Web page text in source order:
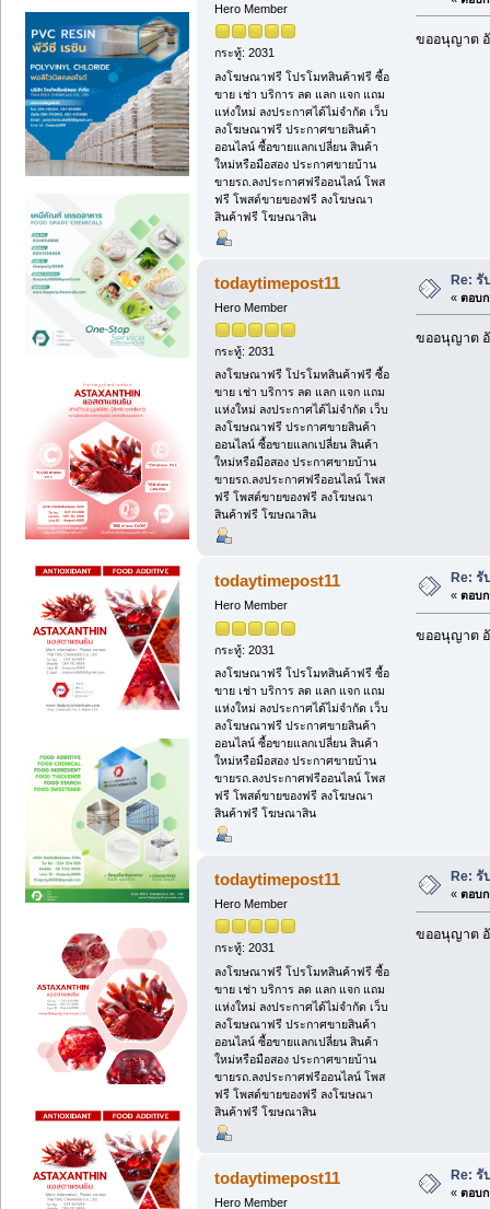
Hero Member
กระทู้: 2031
ลงโฆษณาฟรี โปรโมทสินค้าฟรี ซื้อ
ขาย เช่า บริการ ลด แลก แจก แถม
แห่งใหม่ ลงประกาศได้ไม่จำกัด เว็บ
ลงโฆษณาฟรี ประกาศขายสินค้า
ออนไลน์ ซื้อขายแลกเปลี่ยน สินค้า
ใหม่หรือมือสอง ประกาศขายบ้าน
ขายรถ.ลงประกาศฟรีออนไลน์ โพส
ฟรี โพสต์ขายของฟรี ลงโฆษณา
สินค้าฟรี โฆษณาสิน
ขออนุญาต
todaytimepost11
Hero Member
กระทู้: 2031
ลงโฆษณาฟรี โปรโมทสินค้าฟรี ซื้อ
ขาย เช่า บริการ ลด แลก แจก แถม
แห่งใหม่ ลงประกาศได้ไม่จำกัด เว็บ
ลงโฆษณาฟรี ประกาศขายสินค้า
ออนไลน์ ซื้อขายแลกเปลี่ยน สินค้า
ใหม่หรือมือสอง ประกาศขายบ้าน
ขายรถ.ลงประกาศฟรีออนไลน์ โพส
ฟรี โพสต์ขายของฟรี ลงโฆษณา
สินค้าฟรี โฆษณาสิน
Re: รั
« ตอบก
ขออนุญาต
todaytimepost11
Hero Member
กระทู้: 2031
ลงโฆษณาฟรี โปรโมทสินค้าฟรี ซื้อ
ขาย เช่า บริการ ลด แลก แจก แถม
แห่งใหม่ ลงประกาศได้ไม่จำกัด เว็บ
ลงโฆษณาฟรี ประกาศขายสินค้า
ออนไลน์ ซื้อขายแลกเปลี่ยน สินค้า
ใหม่หรือมือสอง ประกาศขายบ้าน
ขายรถ.ลงประกาศฟรีออนไลน์ โพส
ฟรี โพสต์ขายของฟรี ลงโฆษณา
สินค้าฟรี โฆษณาสิน
Re:
« ตอบก
ขออนุญาต
todaytimepost11
Hero Member
กระทู้: 2031
ลงโฆษณาฟรี โปรโมทสินค้าฟรี ซื้อ
ขาย เช่า บริการ ลด แลก แจก แถม
แห่งใหม่ ลงประกาศได้ไม่จำกัด เว็บ
ลงโฆษณาฟรี ประกาศขายสินค้า
ออนไลน์ ซื้อขายแลกเปลี่ยน สินค้า
ใหม่หรือมือสอง ประกาศขายบ้าน
ขายรถ.ลงประกาศฟรีออนไลน์ โพส
ฟรี โพสต์ขายของฟรี ลงโฆษณา
สินค้าฟรี โฆษณาสิน
Re:
« ตอบก
ขออนุญาต
todaytimepost11
Hero Member
Re:
« ตอบก